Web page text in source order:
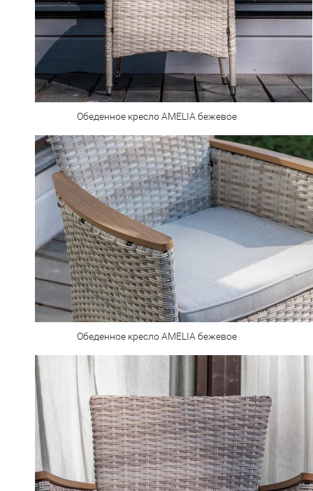
Обеденное кресло AMELIA бежевое
Обеденное кресло AMELIA бежевое